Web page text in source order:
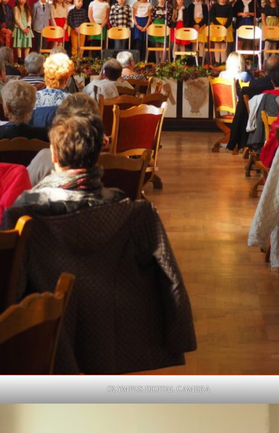
OLYMPUS DIGITAL CAMERA